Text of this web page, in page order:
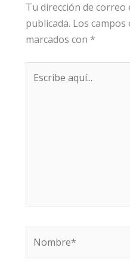
Tu dirección de
publicada. Los
marcados con *
aquí...